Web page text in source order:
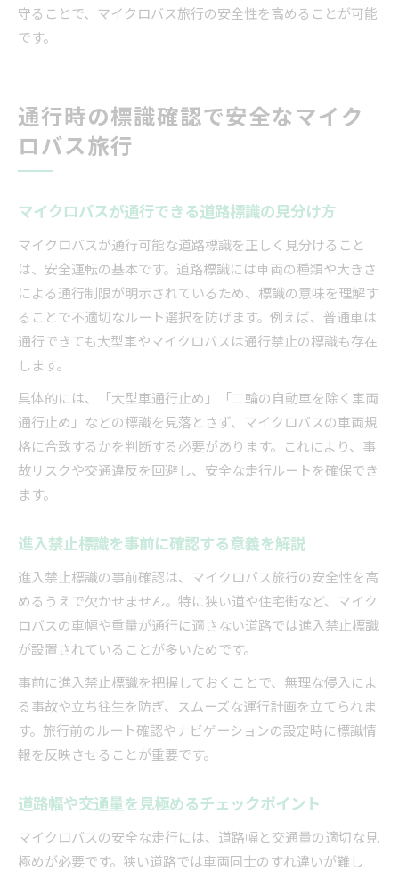
守ることで、マイクロバス旅行の安全性を高めることが可能
です。
通行時の標識確認で安全なマイク
ロバス旅行
マイクロバスが通行できる道路標識の見分け方
マイクロバスが通行可能な道路標識を正しく見分けること
は、安全運転の基本です。道路標識には車両の種類や大きさ
による通行制限が明示されているため、標識の意味を理解す
ることで不適切なルート選択を防げます。例えば、普通車は
通行できても大型車やマイクロバスは通行禁止の標識も存在
します。
具体的には、「大型車通行止め」「二輪の自動車を除く車両
通行止め」などの標識を見落とさず、マイクロバスの車両規
格に合致するかを判断する必要があります。これにより、事
故リスクや交通違反を回避し、安全な走行ルートを確保でき
ます。
進入禁止標識を事前に確認する意義を解説
進入禁止標識の事前確認は、マイクロバス旅行の安全性を高
めるうえで欠かせません。特に狭い道や住宅街など、マイク
ロバスの車幅や重量が通行に適さない道路では進入禁止標識
が設置されていることが多いためです。
事前に進入禁止標識を把握しておくことで、無理な侵入によ
る事故や立ち往生を防ぎ、スムーズな運行計画を立てられま
す。旅行前のルート確認やナビゲーションの設定時に標識情
報を反映させることが重要です。
道路幅や交通量を見極めるチェックポイント
マイクロバスの安全な走行には、道路幅と交通量の適切な見
極めが必要です。狭い道路では車両同士のすれ違いが難し